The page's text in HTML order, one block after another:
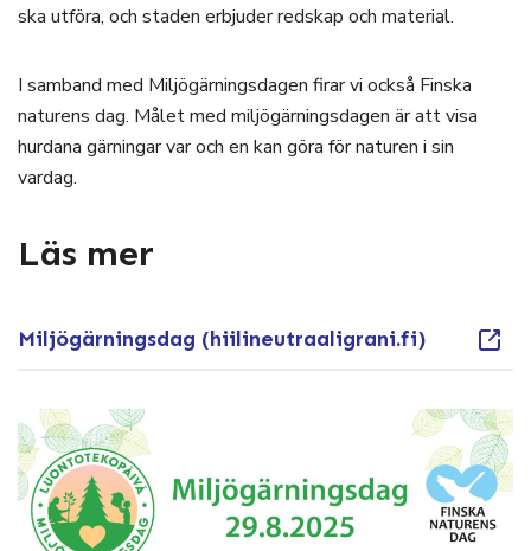
ska utföra, och staden erbjuder redskap och material.
I samband med Miljögärningsdagen firar vi också Finska
naturens dag. Målet med miljögärningsdagen är att visa
hurdana gärningar var och en kan göra för naturen i sin
vardag.
Läs mer
Miljögärningsdag (hiilineutraaligrani.fi)